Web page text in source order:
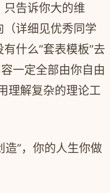
告诉你大的维
详细见优秀同学
有什么”套表模板”去
一定全部由你自由
理解复杂的理论工
造”，你的人生你做